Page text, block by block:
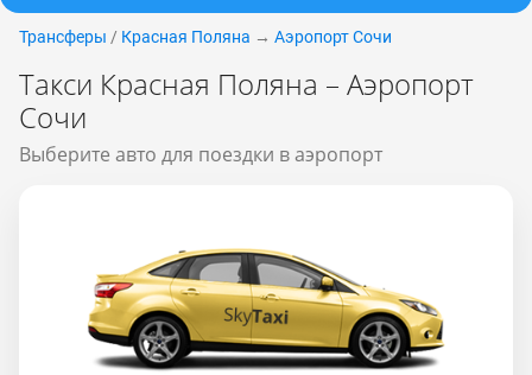
Трансферы / Красная Поляна → Аэропорт Сочи
Такси Красная Поляна – Аэропорт
Сочи
Выберите авто для поездки в аэропорт